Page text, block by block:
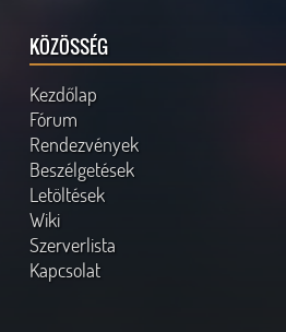
KÖZÖSSÉG
Kezdőlap
Fórum
Rendezvények
Beszélgetések
Letöltések
Wiki
Szerverlista
Kapcsolat